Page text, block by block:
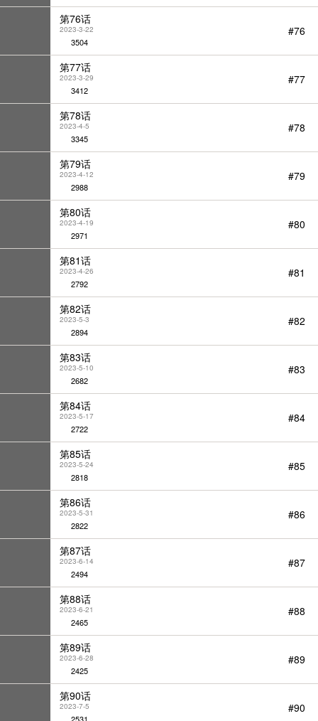
第76话
2023-3-22
3504
#76
第77话
2023-3-29
3412
#77
第78话
2023-4-5
3345
#78
第79话
2023-4-12
2988
#79
第80话
2023-4-19
2971
#80
第81话
2023-4-26
2792
#81
第82话
2023-5-3
2894
#82
第83话
2023-5-10
2682
#83
第84话
2023-5-17
2722
#84
第85话
2023-5-24
2818
#85
第86话
2023-5-31
2822
#86
第87话
2023-6-14
2494
#87
第88话
2023-6-21
2465
#88
第89话
2023-6-28
2425
#89
第90话
2023-7-5 #90